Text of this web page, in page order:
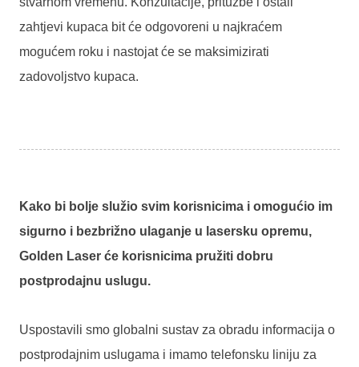
zahtjevi kupaca bit će odgovoreni u najkraćem
mogućem roku i nastojat će se maksimizirati
zadovoljstvo kupaca.
Kako bi bolje služio svim korisnicima i omogućio im
sigurno i bezbrižno ulaganje u lasersku opremu,
Golden Laser će korisnicima pružiti dobru
postprodajnu uslugu.
Uspostavili smo globalni sustav za obradu informacija o
postprodajnim uslugama i imamo telefonsku liniju za